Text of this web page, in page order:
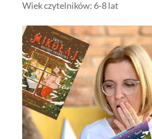
Wiek czytelników: 6-8 lat